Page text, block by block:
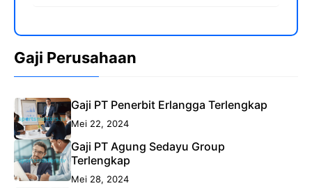
Gaji Perusahaan
Gaji PT Penerbit Erlangga Terlengkap
Mei 22, 2024
Gaji PT Agung Sedayu Group
Terlengkap
Mei 28, 2024